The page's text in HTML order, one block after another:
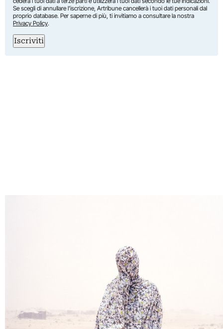
Se scegli di annullare l’iscrizione, Artribune cancellerà i tuoi dati personali dal
proprio database. Per saperne di più, ti invitiamo a consultare la nostra
Privacy Policy.
Iscriviti